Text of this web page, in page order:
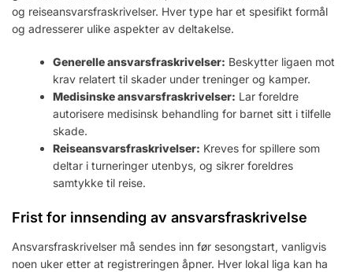
og reiseansvarsfraskrivelser. Hver type har et spesifikt formål
og adresserer ulike aspekter av deltakelse.
Generelle ansvarsfraskrivelser: Beskytter ligaen mot
krav relatert til skader under treninger og kamper.
Medisinske ansvarsfraskrivelser: Lar foreldre
autorisere medisinsk behandling for barnet sitt i tilfelle
skade.
Reiseansvarsfraskrivelser: Kreves for spillere som
deltar i turneringer utenbys, og sikrer foreldres
samtykke til reise.
Frist for innsending av ansvarsfraskrivelse
Ansvarsfraskrivelser må sendes inn før sesongstart, vanligvis
noen uker etter at registreringen åpner. Hver lokal liga kan ha